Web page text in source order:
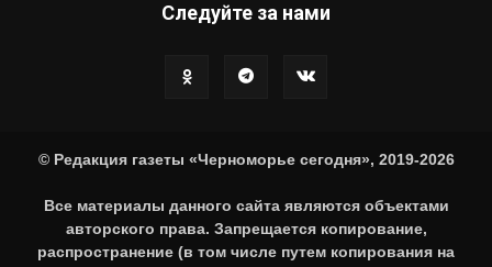
Следуйте за нами
© Редакция газеты «Черноморье сегодня», 2019-2026
Все материалы данного сайта являются объектами
авторского права. Запрещается копирование,
распространение (в том числе путем копирования на